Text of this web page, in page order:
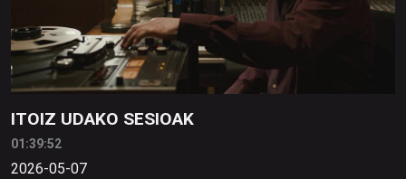
ITOIZ UDAKO SESIOAK
01:39:52
2026-05-07